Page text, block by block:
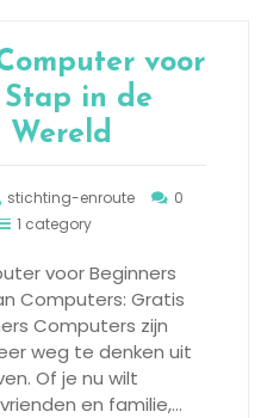
voor
Stap in de
stichting-enroute
0
1 category
voor Beginners
Computers: Gratis
Computers zijn
weg te denken uit
Of je nu wilt
en familie,…